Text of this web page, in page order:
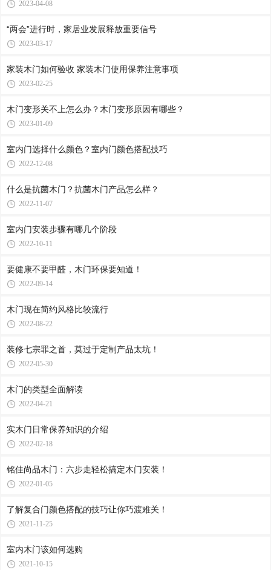
2023-04-08
“两会”进行时，家居业发展释放重要信号
2023-03-17
家装木门如何验收 家装木门使用保养注意事项
2023-02-25
木门变形关不上怎么办？木门变形原因有哪些？
2023-01-09
室内门选择什么颜色？室内门颜色搭配技巧
2022-12-08
什么是抗菌木门？抗菌木门产品怎么样？
2022-11-07
室内门安装步骤有哪几个阶段
2022-10-11
要健康不要甲醛，木门环保要知道！
2022-09-14
木门现在简约风格比较流行
2022-08-22
装修七宗罪之首，莫过于定制产品太坑！
2022-05-30
木门的类型全面解读
2022-04-21
实木门日常保养知识的介绍
2022-02-18
铭佳尚品木门：六步走轻松搞定木门安装！
2022-01-05
了解复合门颜色搭配的技巧让你巧渡难关！
2021-11-25
室内木门该如何选购
2021-10-15